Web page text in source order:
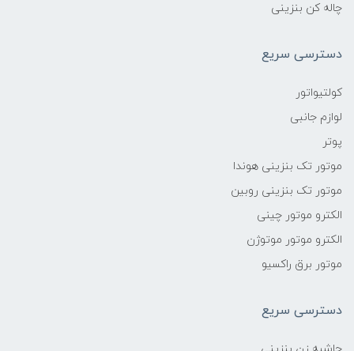
چاله کن بنزینی
دسترسی سریع
کولتیواتور
لوازم جانبی
پوتر
موتور تک بنزینی هوندا
موتور تک بنزینی روبین
الکترو موتور چینی
الکترو موتور موتوژن
موتور برق راکسیو
دسترسی سریع